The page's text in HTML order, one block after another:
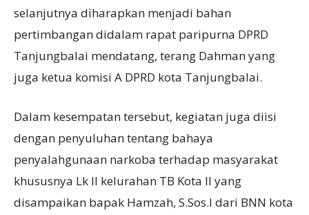
selanjutnya diharapkan menjadi bahan
pertimbangan didalam rapat paripurna DPRD
Tanjungbalai mendatang, terang Dahman yang
juga ketua komisi A DPRD kota Tanjungbalai.
Dalam kesempatan tersebut, kegiatan juga diisi
dengan penyuluhan tentang bahaya
penyalahgunaan narkoba terhadap masyarakat
khususnya Lk II kelurahan TB Kota II yang
disampaikan bapak Hamzah, S.Sos.I dari BNN kota